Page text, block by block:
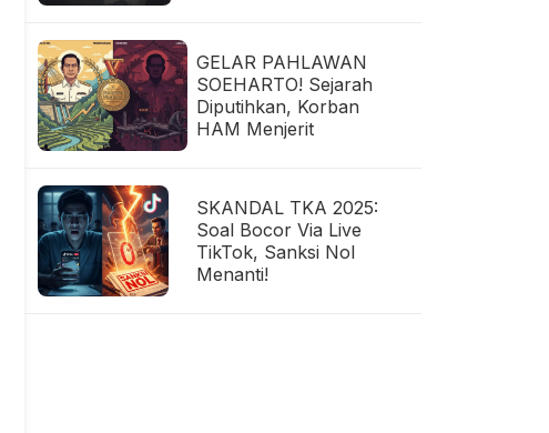
GELAR PAHLAWAN
SOEHARTO! Sejarah
Diputihkan, Korban
HAM Menjerit
SKANDAL TKA 2025:
Soal Bocor Via Live
TikTok, Sanksi Nol
Menanti!